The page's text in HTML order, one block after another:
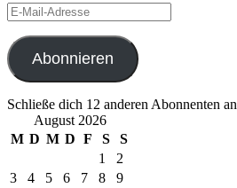
E-
Mail-
Adresse
Abonnieren
Schließe dich 12 anderen Abonnenten an
August 2026
M D M D F S
S
1
2
3
4 5 6 7 8
9